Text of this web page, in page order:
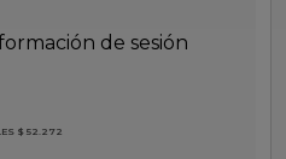
de sesión
$ 52.272